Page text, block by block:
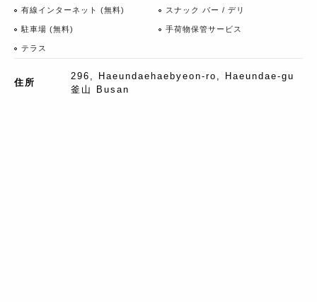
有線インターネット (無料) スナック バー / デリ
駐車場 (無料) 手荷物保管サービス
テラス
住所
296, Haeundaehaebyeon-ro, Haeundae-gu
釜山 Busan